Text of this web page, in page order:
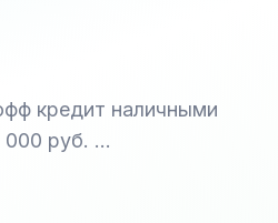
кредит наличными
000 руб. …